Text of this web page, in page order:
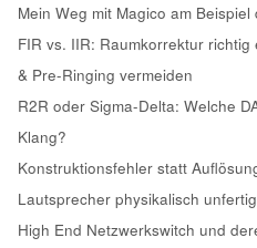
Mein Weg mit Magico am Beispiel
FIR vs. IIR: Raumkorrektur
& Pre-Ringing vermeiden
R2R oder Sigma-Delta: Welche
Klang?
Konstruktionsfehler statt
Lautsprecher physikalisch
High End Netzwerkswitch und